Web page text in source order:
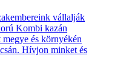
vállalják
Kombi kazán
megye és környékén
Hívjon minket és